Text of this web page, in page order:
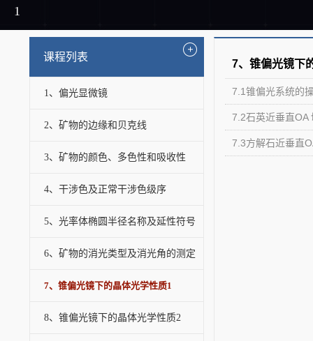
1
课程列表
1、偏光显微镜
2、矿物的边缘和贝克线
3、矿物的颜色、多色性和吸收性
4、干涉色及正常干涉色级序
5、光率体椭圆半径名称及延性符号
6、矿物的消光类型及消光角的测定
7、锥偏光镜下的晶体光学性质1
8、锥偏光镜下的晶体光学性质2
7、锥偏光镜下
7.1锥偏光系统的
7.2石英近垂直OA
7.3方解石近垂直